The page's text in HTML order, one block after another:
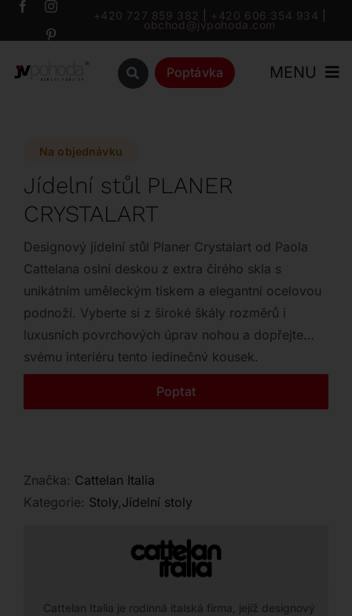
Přeskočit
+420 727 859 382 +420 606 354 934
obchod@jvpohoda.com
Poptávka MENU
Katalog
Značky
Outlet
Kontakt
Na objednávku
Jídelní stůl PLANER
CRYSTALART
Designový jídelní stůl Planer Crystalart od Paola
Cattelana oslní deskou z extra čirého skla s
unikátním uměleckým tiskem a elegantní ocelovou
podnoží. Vyberte si z široké škály rozměrů i
luxusních povrchových úprav nohou a dopřejte
svému interiéru tento jedinečný kousek.
Poptat
Značka: Cattelan Italia
Kategorie: Stoly,Jídelní stoly
Cattelan Italia je rodinná italská firma, jejíž designový